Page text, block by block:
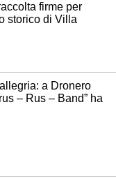
firme per
storico di Villa
a Dronero
– Rus – Band” ha